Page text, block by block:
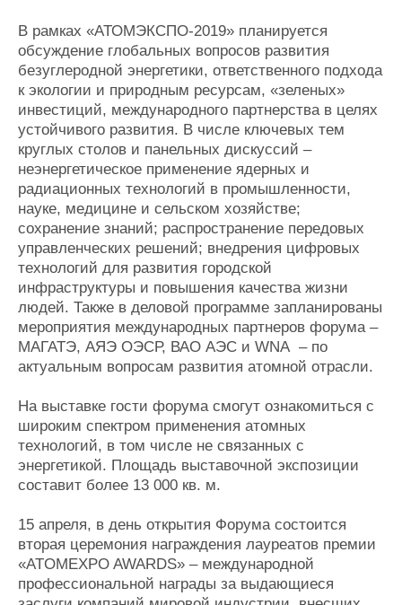
В рамках «АТОМЭКСПО-2019» планируется
обсуждение глобальных вопросов развития
безуглеродной энергетики, ответственного подхода
к экологии и природным ресурсам, «зеленых»
инвестиций, международного партнерства в целях
устойчивого развития. В числе ключевых тем
круглых столов и панельных дискуссий –
неэнергетическое применение ядерных и
радиационных технологий в промышленности,
науке, медицине и сельском хозяйстве;
сохранение знаний; распространение передовых
управленческих решений; внедрения цифровых
технологий для развития городской
инфраструктуры и повышения качества жизни
людей. Также в деловой программе запланированы
мероприятия международных партнеров форума –
МАГАТЭ, АЯЭ ОЭСР, ВАО АЭС и WNA – по
актуальным вопросам развития атомной отрасли.
На выставке гости форума смогут ознакомиться с
широким спектром применения атомных
технологий, в том числе не связанных с
энергетикой. Площадь выставочной экспозиции
составит более 13 000 кв. м.
15 апреля, в день открытия Форума состоится
вторая церемония награждения лауреатов премии
«ATOMEXPO AWARDS» – международной
профессиональной награды за выдающиеся